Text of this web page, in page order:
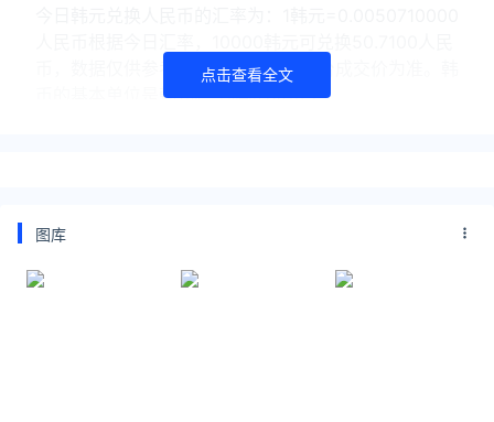
币，数据仅供参考，交易时以银行柜台成交价为准。韩
币的基本单位是韩元。 韩国的货币单
兑换51.5500人民币，数据仅供参考，交易时以银行柜
台成交价为准。韩币的基本单位是韩元。 韩国的货币
单
点击查看全文
图库